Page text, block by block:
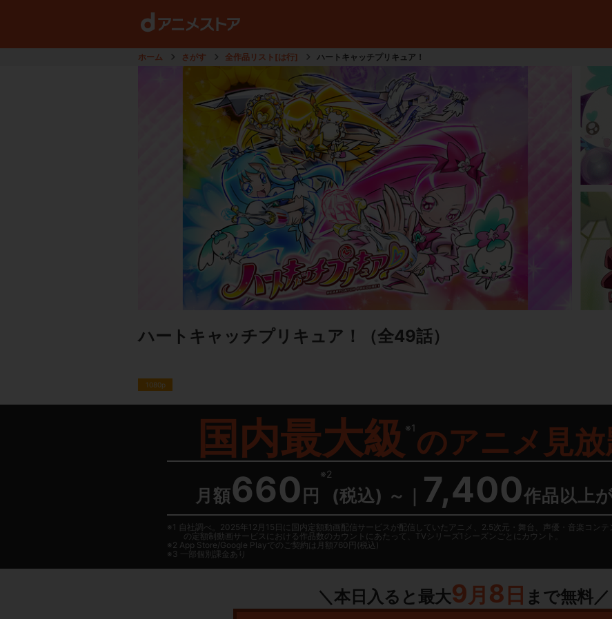
ホーム さがす 全作品リスト[は行] ハートキャッチプリキュア！
ハートキャッチプリキュア！ （全49話）
1080p
国内最大級 ※1 のアニメ見
月額660 円
※2
(税込) ～ 7,400作品以上
1 自社調べ。2025年12月15日に国内定額動画配信サービスが配信していたアニメ、2.5次元・舞台、声優・音楽コン
の定額制動画サービスにおける作品数のカウントにあたって、TVシリーズ1シーズンごとにカウント。
2 App Store/Google Playでのご契約は月額760円(税込)
3 一部個別課金あり
＼本日入ると最大9月 8 日 まで無料／